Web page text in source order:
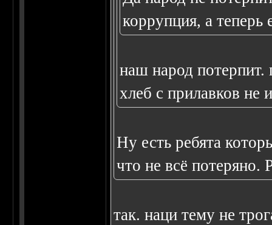
коррупция, а
наш народ потерпит.
хлеб с прилавков не
Ну есть ребята
что не всё потеряно.
так. наци тему не